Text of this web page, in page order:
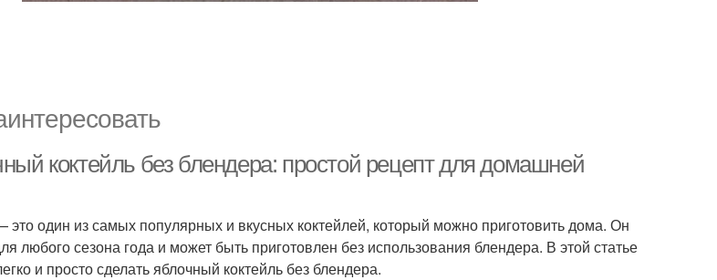
коктейль без блендера: простой рецепт для домашней
это один из самых популярных и вкусных коктейлей, который можно приготовить дома. Он
любого сезона года и может быть приготовлен без использования блендера. В этой статье
и просто сделать яблочный коктейль без блендера.